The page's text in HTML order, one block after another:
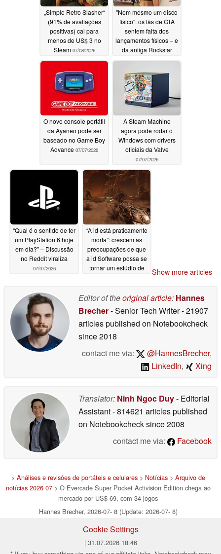
„Simple Retro Slasher“
(91% de avaliações
positivas) cai para
menos de US$ 3 no
Steam 07/08/2026
"Nem mesmo um disco
físico": os fãs de GTA
sentem falta dos
lançamentos físicos – e
da antiga Rockstar
07/08/2026
O novo console portátil
da Ayaneo pode ser
baseado no Game Boy
Advance 07/07/2026
A Steam Machine
agora pode rodar o
Windows com drivers
oficiais da Valve
07/07/2026
“Qual é o sentido de ter
um PlayStation 6 hoje
em dia?” – Discussão
no Reddit viraliza
07/07/2026
“A id está praticamente
morta”: crescem as
preocupações de que
a id Software possa se
tornar um estúdio de
Show more articles
Editor of theoriginal article: Hannes
Brecher- Senior Tech Writer- 21907
articles published on Notebookcheck
since 2018
contact me via:
@HannesBrecher,
LinkedIn, Xing
Translator: Ninh Ngoc Duy- Editorial
Assistant- 814621 articles published
on Notebookchecksince 2008
contact me via:
Facebook
> Análises e revisões de portáteis e celulares> Notícias> Arquivo de
notícias 2026 07> O Evercade Super Pocket Activision Edition chega ao
mercado por US$ 69, com 34 jogos
Hannes Brecher, 2026-07- 8 (Update: 2026-07- 8)
Cookie Settings
| 31.07.2026 18:46